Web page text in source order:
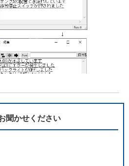
聞かせください